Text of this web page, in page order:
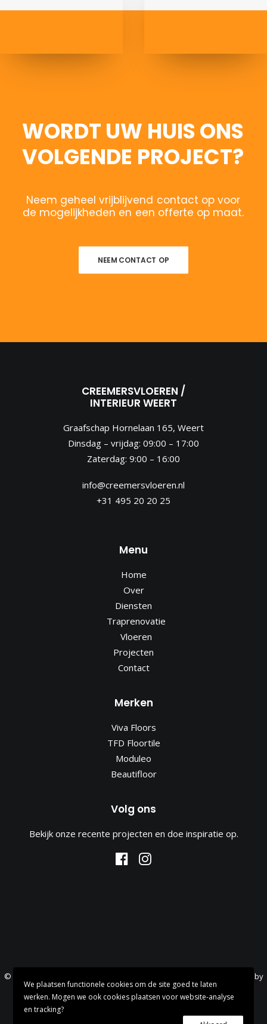
WORDT UW HUIS ONS
VOLGENDE PROJECT?
Neem geheel vrijblijvend contact op voor
de mogelijkheden en een offerte op maat.
NEEM CONTACT OP
CREEMERSVLOEREN /
INTERIEUR WEERT
Graafschap Hornelaan 165, Weert
Dinsdag – vrijdag: 09:00 – 17:00
Zaterdag: 9:00 – 16:00
info@creemersvloeren.nl
+31 495 20 20 25
Menu
Home
Over
Diensten
Traprenovatie
Vloeren
Projecten
Contact
Merken
Viva Floors
TFD Floortile
Moduleo
Beautifloor
Volg ons
Bekijk onze recente projecten en doe inspiratie op.
© 2020 Creemers Vloeren. All rights reserved. Design & development by
New Age Digital.
We plaatsen functionele cookies om de site goed te laten
werken. Mogen we ook cookies plaatsen voor website-analyse
en tracking?